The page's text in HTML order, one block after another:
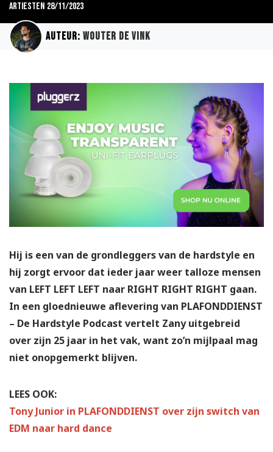
Artiesten 28/11/2023
Auteur: Wouter de Vink
Hij is een van de grondleggers van de hardstyle en
hij zorgt ervoor dat ieder jaar weer talloze mensen
van LEFT LEFT LEFT naar RIGHT RIGHT RIGHT gaan.
In een gloednieuwe aflevering van PLAFONDDIENST
– De Hardstyle Podcast vertelt Zany uitgebreid
over zijn 25 jaar in het vak, want zo’n mijlpaal mag
niet onopgemerkt blijven.
LEES OOK:
Tony Junior in PLAFONDDIENST over zijn switch van
EDM naar hard dance